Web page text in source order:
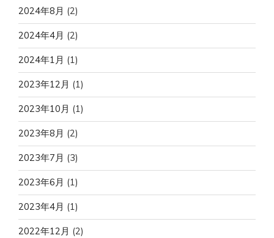
2024年8月 (2)
2024年4月 (2)
2024年1月 (1)
2023年12月 (1)
2023年10月 (1)
2023年8月 (2)
2023年7月 (3)
2023年6月 (1)
2023年4月 (1)
2022年12月 (2)